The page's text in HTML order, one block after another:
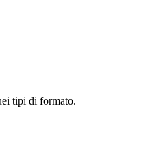
tipi di formato.